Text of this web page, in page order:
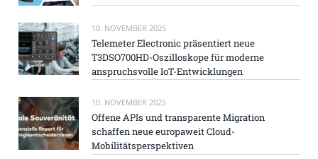
10. NOVEMBER 2025
Telemeter Electronic präsentiert neue
T3DSO700HD-Oszilloskope für moderne
anspruchsvolle IoT-Entwicklungen
10. NOVEMBER 2025
Offene APIs und transparente Migration
schaffen neue europaweit Cloud-
Mobilitätsperspektiven